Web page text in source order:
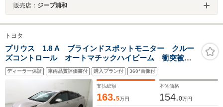
販売店： ジープ浦和
トヨタ
プリウス 1.8 A ブラインドスポットモニター クルー
ズコントロール オートマチックハイビーム 衝突被害
軽減ブレーキ クリアランスソナー 車線逸脱警報 バ
ックモニター 純正アルミホイール LEDヘッドライ
ディーラー保証 車両品質評価書付 購入プラン付 360°画像付
支払総額
163.5万円
本体価格
154.0万円